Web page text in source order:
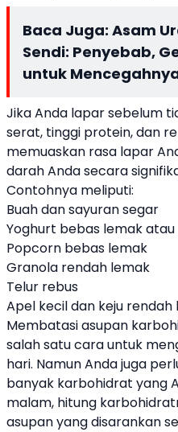
Baca Juga: Asam
Sendi: Penyebab,
untuk
Jika Anda lapar sebelum
serat, tinggi protein, dan
memuaskan rasa lapar
darah Anda secara
Contohnya meliputi:
Buah dan sayuran segar
Yoghurt bebas lemak
Popcorn bebas lemak
Granola rendah lemak
Telur rebus
Apel kecil dan keju rendah
Membatasi asupan
salah satu cara untuk
hari. Namun Anda juga
banyak karbohidrat yang
malam, hitung
asupan yang disarankan